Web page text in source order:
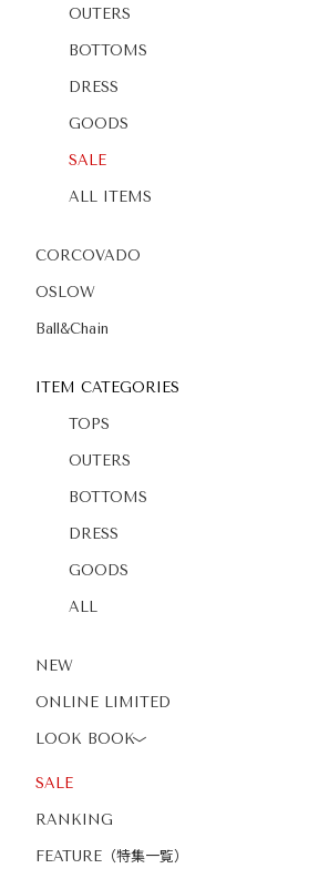
OUTERS
BOTTOMS
DRESS
GOODS
SALE
ALL ITEMS
CORCOVADO
OSLOW
Ball&Chain
ITEM CATEGORIES
TOPS
OUTERS
BOTTOMS
DRESS
GOODS
ALL
NEW
ONLINE LIMITED
LOOK BOOK〉
SALE
RANKING
FEATURE（特集一覧）